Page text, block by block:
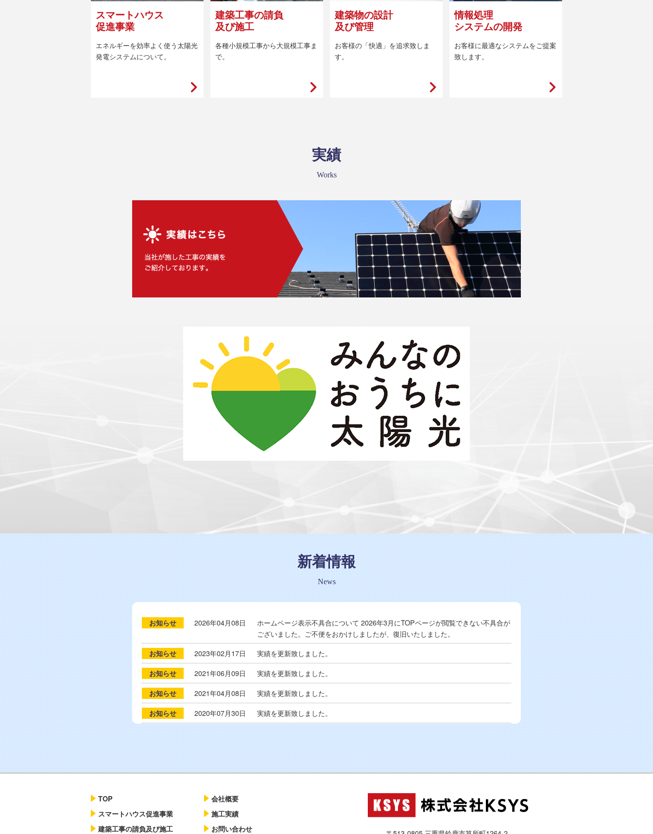
スマートハウス
促進事業
エネルギーを効率よく使う太陽光
発電システムについて。
建築工事の請負
及び施工
各種小規模工事から大規模工事ま
で。
建築物の設計
及び管理
お客様の「快適」を追求致しま
す。
情報処理
システムの開発
お客様に最適なシステムをご提案
致します。
実績
Works
新着情報
News
お知らせ 2026年04月08日
ホームページ表示不具合について 2026年3月にTOPページが閲覧できない不具合が
ございました。ご不便をおかけしましたが、復旧いたしました。
お知らせ 2023年02月17日 実績を更新致しました。
お知らせ 2021年06月09日 実績を更新致しました。
お知らせ 2021年04月08日 実績を更新致しました。
お知らせ 2020年07月30日 実績を更新致しました。
お知らせ 2018年09月19日 ホームページを公開しました
TOP
スマートハウス促進事業
建築工事の請負及び施工
会社概要
施工実績
お問い合わせ